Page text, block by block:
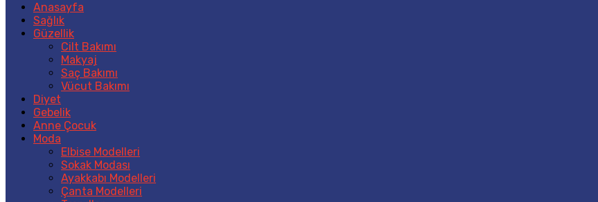
Anasayfa
Sağlık
Güzellik
Cilt Bakımı
Makyaj
Saç Bakımı
Vücut Bakımı
Diyet
Gebelik
Anne Çocuk
Moda
Elbise Modelleri
Sokak Modası
Ayakkabı Modelleri
Çanta Modelleri